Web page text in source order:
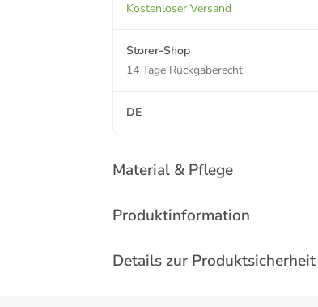
Kostenloser Versand
Storer-Shop
14 Tage Rückgaberecht
DE
Material & Pflege
Produktinformation
Details zur Produktsicherheit